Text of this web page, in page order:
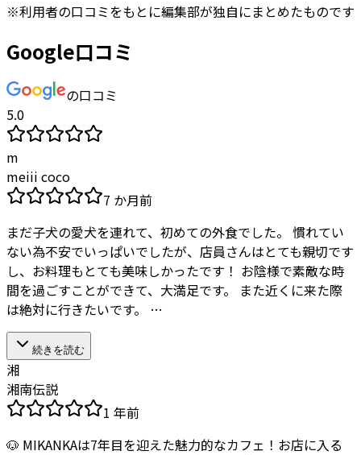
※利用者の口コミをもとに編集部が独自にまとめたものです
Google口コミ
の口コミ
5.0
m
meiii coco
7 か月前
まだ子犬の愛犬を連れて、初めての外食でした。 慣れてい
ない為不安でいっぱいでしたが、店員さんはとても親切です
し、お料理もとても美味しかったです！ お陰様で素敵な時
間を過ごすことができて、大満足です。 また近くに来た際
は絶対に行きたいです。 …
続きを読む
湘
湘南伝説
1 年前
🐶 MIKANKAは7年目を迎えた魅力的なカフェ！お店に入る